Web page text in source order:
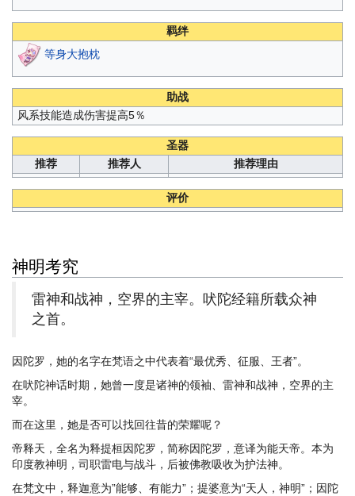
羁绊
等身大抱枕
助战
风系技能造成伤害提高5％
圣器
推荐
推荐人 推荐理由
评价
神明考究
雷神和战神，空界的主宰。吠陀经籍所载众神
之首。
因陀罗，她的名字在梵语之中代表着“最优秀、征服、王者”。
在吠陀神话时期，她曾一度是诸神的领袖、雷神和战神，空界的主
宰。
而在这里，她是否可以找回往昔的荣耀呢？
帝释天，全名为释提桓因陀罗，简称因陀罗，意译为能天帝。本为
印度教神明，司职雷电与战斗，后被佛教吸收为护法神。
在梵文中，释迦意为”能够、有能力”；提婆意为“天人，神明”；因陀